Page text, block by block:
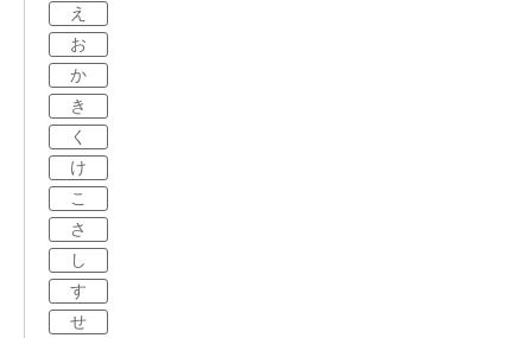
え
お
か
き
く
け
こ
さ
し
す
せ